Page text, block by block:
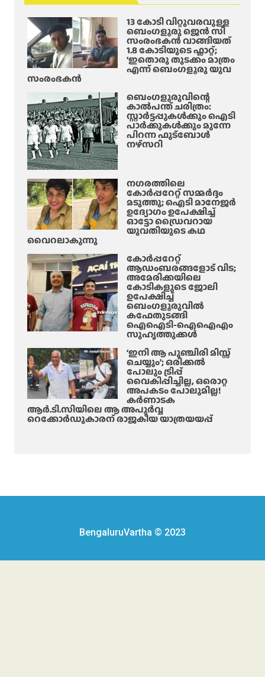
13 കോടി വിറ്റുവരവുള്ള
ബെംഗളൂരു ജെൻ സി
സംരംഭകൻ വാങ്ങിയത്
1.8 കോടിയുടെ ഫ്ലാറ്റ്;
‘ഇതൊരു തുടക്കം മാത്രം
എന്ന് ബെംഗളൂരു യുവ
സംരംഭകൻ
ബെംഗളൂരുവിന്റെ
കാൽപന്ത് ചരിത്രം:
സ്റ്റാർട്ടപ്പുകൾക്കും ഐടി
പാർക്കുകൾക്കും മുന്നേ
പിറന്ന ഫുട്ബോൾ
നഴ്സറി
നഗരത്തിലെ
കോർപ്പറേറ്റ് സമ്മർദ്ദം
മടുത്തു; ഐടി മാനേജർ
ഉദ്യോഗം ഉപേക്ഷിച്ച്
ഓട്ടോ ഡ്രൈവറായ
യുവതിയുടെ കഥ
വൈറലാകുന്നു
കോർപ്പറേറ്റ്
ആഡംബരങ്ങളോട് വിട;
അമേരിക്കയിലെ
കോടികളുടെ ജോലി
ഉപേക്ഷിച്ച്
ബെംഗളൂരുവിൽ
കഫേതുടങ്ങി
ഐഐടി-ഐഐഎം
സുഹൃത്തുക്കൾ
‘ഇനി ആ പുഞ്ചിരി മിസ്സ്
ചെയ്യും’; ഒരിക്കൽ
പോലും ട്രിപ്പ്
വൈകിപ്പിച്ചില്ല, ഒരൊറ്റ
അപകടം പോലുമില്ല!
കർണാടക
ആർ.ടി.സിയിലെ ആ അപൂർവ്വ
റെക്കോർഡുകാരന് രാജകീയ യാത്രയയപ്പ്
BengaluruVartha © 2023